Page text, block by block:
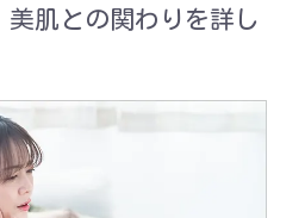
肌との関わりを詳し